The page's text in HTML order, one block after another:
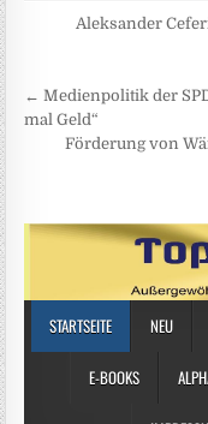
Aleksander
← Medienpolitik der
mal Geld“
Förderung von